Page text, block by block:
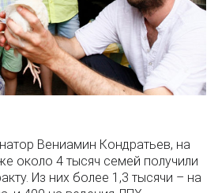
Вениамин Кондратьев, на
около 4 тысяч семей получили
Из них более 1,3 тысячи – на